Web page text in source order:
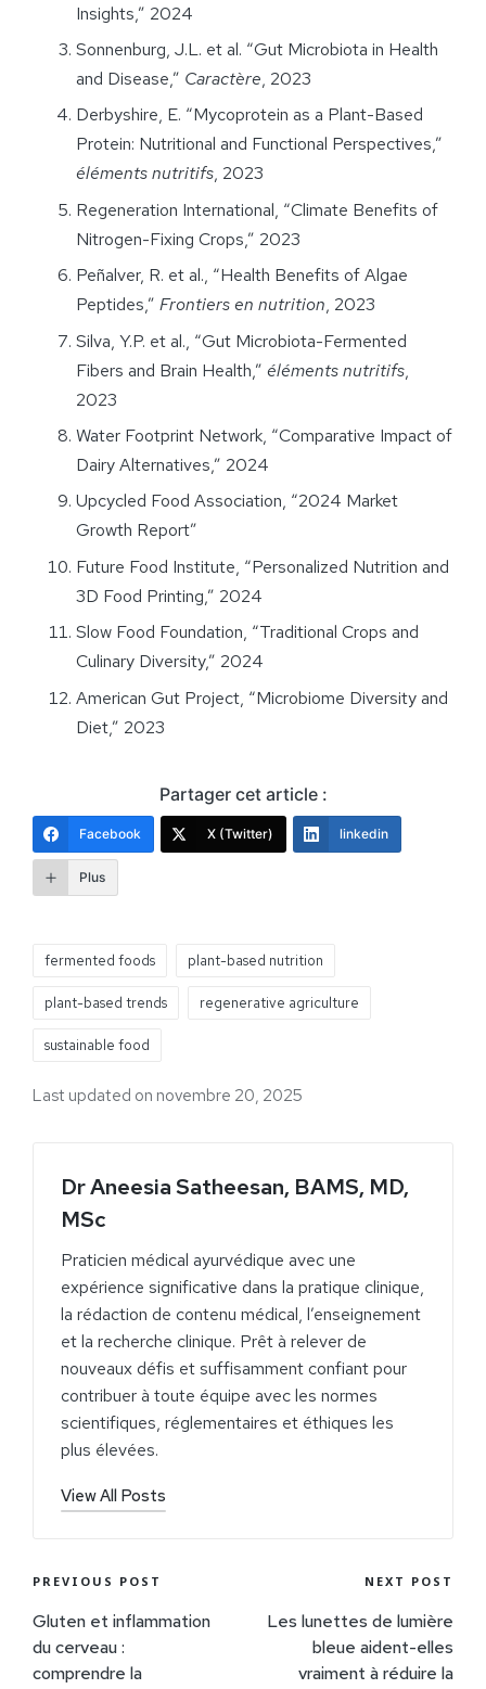
Insights,” 2024
Sonnenburg, J.L. et al. “Gut Microbiota in Health
and Disease,” Caractère, 2023
Derbyshire, E. “Mycoprotein as a Plant-Based
Protein: Nutritional and Functional Perspectives,”
éléments nutritifs, 2023
Regeneration International, “Climate Benefits of
Nitrogen-Fixing Crops,” 2023
Peñalver, R. et al., “Health Benefits of Algae
Peptides,” Frontiers en nutrition, 2023
Silva, Y.P. et al., “Gut Microbiota-Fermented
Fibers and Brain Health,” éléments nutritifs,
2023
Water Footprint Network, “Comparative Impact of
Dairy Alternatives,” 2024
Upcycled Food Association, “2024 Market
Growth Report”
Future Food Institute, “Personalized Nutrition and
3D Food Printing,” 2024
Slow Food Foundation, “Traditional Crops and
Culinary Diversity,” 2024
American Gut Project, “Microbiome Diversity and
Diet,” 2023
Partager cet article :
Facebook X (Twitter) linkedin
Plus
fermented foods plant-based nutrition
plant-based trends regenerative agriculture
sustainable food
Last updated on novembre 20, 2025
Dr Aneesia Satheesan, BAMS, MD,
MSc
Praticien médical ayurvédique avec une
expérience significative dans la pratique clinique,
la rédaction de contenu médical, l’enseignement
et la recherche clinique. Prêt à relever de
nouveaux défis et suffisamment confiant pour
contribuer à toute équipe avec les normes
scientifiques, réglementaires et éthiques les
plus élevées.
View All Posts
PREVIOUS POST
Gluten et inflammation
du cerveau :
comprendre la
NEXT POST
Les lunettes de lumière
bleue aident-elles
vraiment à réduire la